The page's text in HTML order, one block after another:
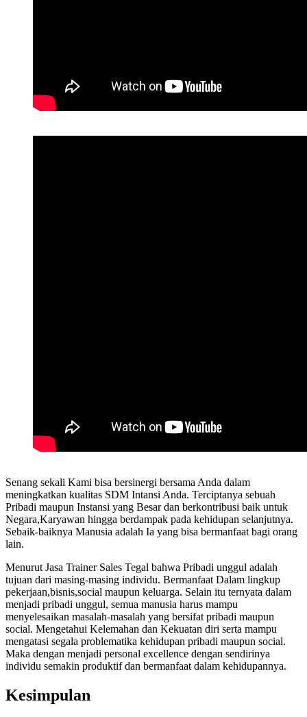
Senang sekali Kami bisa bersinergi bersama Anda dalam
meningkatkan kualitas SDM Intansi Anda. Terciptanya sebuah
Pribadi maupun Instansi yang Besar dan berkontribusi baik untuk
Negara,Karyawan hingga berdampak pada kehidupan selanjutnya.
Sebaik-baiknya Manusia adalah Ia yang bisa bermanfaat bagi orang
lain.
Menurut Jasa Trainer Sales Tegal bahwa Pribadi unggul adalah
tujuan dari masing-masing individu. Bermanfaat Dalam lingkup
pekerjaan,bisnis,social maupun keluarga. Selain itu ternyata dalam
menjadi pribadi unggul, semua manusia harus mampu
menyelesaikan masalah-masalah yang bersifat pribadi maupun
social. Mengetahui Kelemahan dan Kekuatan diri serta mampu
mengatasi segala problematika kehidupan pribadi maupun social.
Maka dengan menjadi personal excellence dengan sendirinya
individu semakin produktif dan bermanfaat dalam kehidupannya.
Kesimpulan